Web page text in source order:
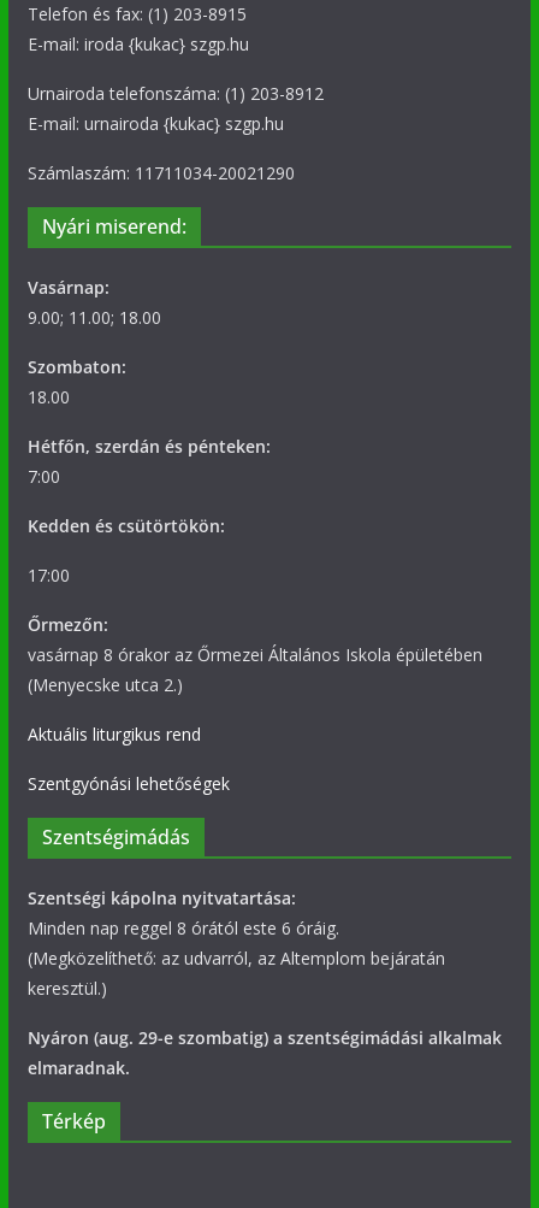
Telefon és fax: (1) 203-8915
E-mail: iroda {kukac} szgp.hu
Urnairoda telefonszáma: (1) 203-8912
E-mail: urnairoda {kukac} szgp.hu
Számlaszám: 11711034-20021290
Nyári miserend:
Vasárnap:
9.00; 11.00; 18.00
Szombaton:
18.00
Hétfőn, szerdán és pénteken:
7:00
Kedden és csütörtökön:
17:00
Őrmezőn:
vasárnap 8 órakor az Őrmezei Általános Iskola épületében
(Menyecske utca 2.)
Aktuális liturgikus rend
Szentgyónási lehetőségek
Szentségimádás
Szentségi kápolna nyitvatartása:
Minden nap reggel 8 órától este 6 óráig.
(Megközelíthető: az udvarról, az Altemplom bejáratán
keresztül.)
Nyáron (aug. 29-e szombatig) a szentségimádási alkalmak
elmaradnak.
Térkép